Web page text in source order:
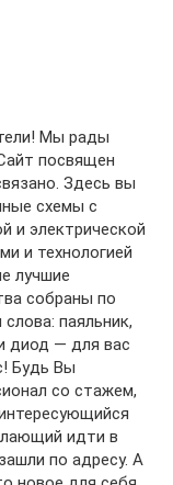
Мы рады
посвящен
Здесь вы
схемы с
и электрической
и технологией
лучшие
собраны по
паяльник,
диод — для вас
Будь Вы
со стажем,
идти в
по адресу. А